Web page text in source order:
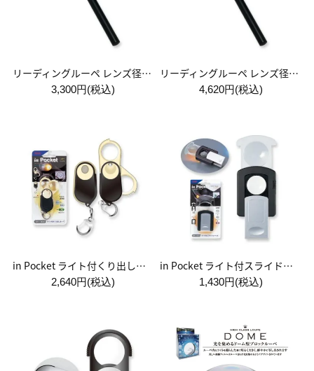
リーディングルーペ レンズ径100mm
3,300円(税込)
リーディングルーペ レンズ径115mm
4,620円(税込)
in Pocket ライト付くり出しルーペ
2,640円(税込)
in Pocket ライト付スライドルーペW
1,430円(税込)